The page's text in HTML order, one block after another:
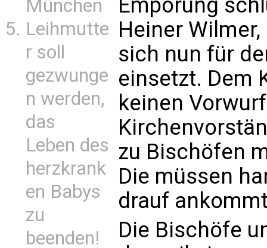
München
Leihmutte
r soll
gezwunge
n werden,
das
Leben des
herzkrank
en Babys
zu
beenden!
Heiner
sich nun für
einsetzt. Dem
keinen
zu Bischöfen
Die müssen
drauf
Die Bischöfe